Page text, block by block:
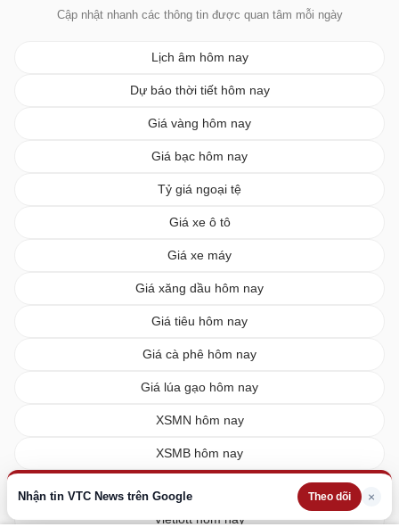
Nhận tin VTC News trên Google Theo dõi ×
Cập nhật nhanh các thông tin được quan tâm mỗi ngày
Lịch âm hôm nay
Dự báo thời tiết hôm nay
Giá vàng hôm nay
Giá bạc hôm nay
Tỷ giá ngoại tệ
Giá xe ô tô
Giá xe máy
Giá xăng dầu hôm nay
Giá tiêu hôm nay
Giá cà phê hôm nay
Giá lúa gạo hôm nay
XSMN hôm nay
XSMB hôm nay
Vietlott hôm nay